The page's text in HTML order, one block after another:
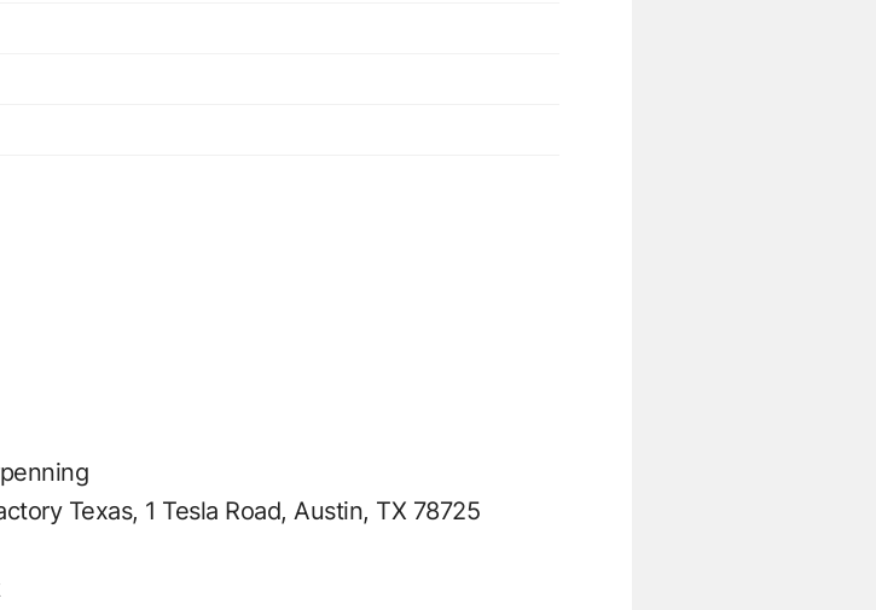
Texas, 1 Tesla Road, Austin, TX 78725